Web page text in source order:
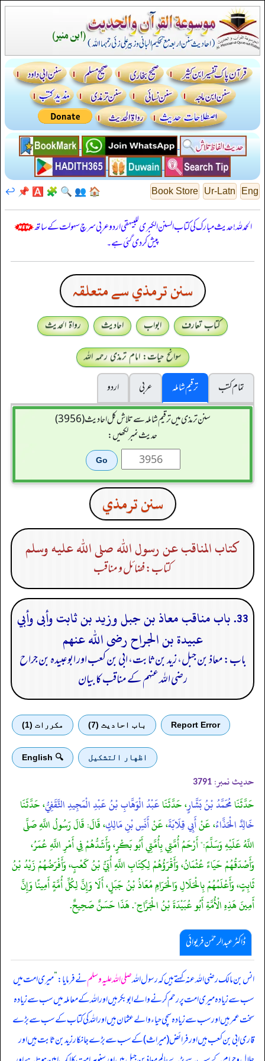
Eng
Ur-Latn
Book Store
🏠
👥
🔍
🧩
🅰️
📌
↩️
الحمدللہ! حدیث مبارک کی کتاب السنن الكبرى للبيهقي اردو عربی سرچ سہولت کے ساتھ
پیش کر دی گئی ہے۔
سنن ترمذي سے متعلقہ
کتاب تعارف ابواب احادیث
رواۃ الحدیث
سوانح حیات: امام ترمذی رحمہ اللہ
تمام کتب
ترقیم شاملہ عربی
اردو
سنن ترمذی میں ترقیم شاملہ سے تلاش کل احادیث (3956)
حدیث نمبر لکھیں:
سنن ترمذي
كتاب المناقب عن رسول الله صلى الله عليه وسلم
کتاب: فضائل و مناقب
33. باب مناقب معاذ بن جبل وزيد بن ثابت وأبى وأبي
عبيدة بن الجراح رضى الله عنهم
باب: معاذ بن جبل، زید بن ثابت، ابی بن کعب اور ابوعبیدہ بن جراح
رضی الله عنہم کے مناقب کا بیان
Report Error باب احادیث (7) مكررات (1)
اظهار التشكيل 🔍 English
حدیث نمبر: 3791
حَدَّثَنَامُحَمَّدُ بْنُ بَشَّارٍ، حَدَّثَنَاعَبْدُ الْوَهَّابِ بْنُ عَبْدِ الْمَجِيدِ الثَّقَفِيُّ، حَدَّثَنَا
خَالِدٌ الْحَذَّاءُ، عَنْأَبِي قِلَابَةَ، عَنْأَنَسِ بْنِ مَالِكٍ، قَالَ: قَالَ رَسُولُ اللَّهِ صَلَّى
اللَّهُ عَلَيْهِ وَسَلَّمَ:" أَرْحَمُ أُمَّتِي بِأُمَّتِي أَبُو بَكْرٍ، وَأَشَدُّهُمْ فِي أَمْرِ اللَّهِ عُمَرُ،
وَأَصْدَقُهُمْ حَيَاءً عُثْمَانُ، وَأَقْرَؤُهُمْ لِكِتَابِ اللَّهِ أُبَيُّ بْنُ كَعْبٍ، وَأَفْرَضُهُمْ زَيْدُ بْنُ
ثَابِتٍ، وَأَعْلَمُهُمْ بِالْحَلَالِ وَالْحَرَامِ مُعَاذُ بْنُ جَبَلٍ، أَلَا وَإِنَّ لِكُلِّ أُمَّةٍ أَمِينًا وَإِنَّ
أَمِينَ هَذِهِ الْأُمَّةِ أَبُو عُبَيْدَةَ بْنُ الْجَرَّاحِ". هَذَا حَسَنٌ صَحِيحٌ.
ڈاکٹر عبدالرحمٰن فریوائی
انس بن مالک رضی الله عنہ کہتے ہیں کہرسول اللہصلی اللہ علیہ وسلمنے فرمایا:”میری امت میں
سب سے زیادہ میری امت پر رحم کرنے والے ابوبکر ہیں اور اللہ کے معاملہ میں سب سے زیادہ
سخت عمر ہیں اور سب سے زیادہ سچی حیاء والے عثمان ہیں اور اللہ کی کتاب کے سب سے بڑے
قاری ابی بن کعب ہیں اور فرائض (میراث) کے سب سے بڑے جانکار زید بن ثابت ہیں اور